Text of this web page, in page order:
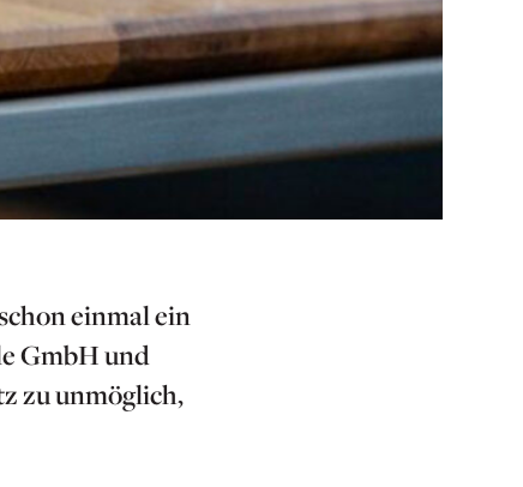
einmal ein
GmbH und
zu unmöglich,